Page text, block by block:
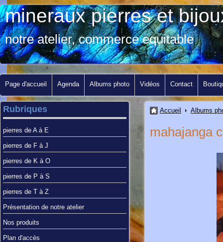
mineraux pierres et
notre atelier, commerce equitable
Page d'accueil Agenda Albums photo Vidéos Contact
Accueil Albums
mahajanga
Rubriques
pierres de A à E
pierres de F à J
pierres de K à O
pierres de P à S
pierres de T à Z
Présentation de notre atelier
Nos produits
Plan d'accès